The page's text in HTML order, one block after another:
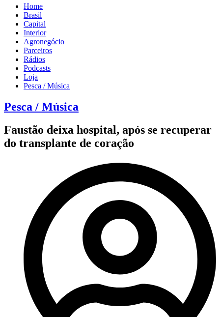
Home
Brasil
Capital
Interior
Agronegócio
Parceiros
Rádios
Podcasts
Loja
Pesca / Música
Pesca / Música
Faustão deixa hospital, após se recuperar
do transplante de coração